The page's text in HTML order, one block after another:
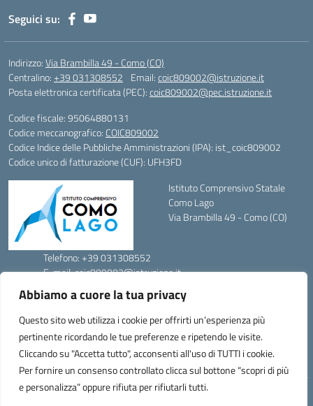
Abbiamo a cuore la tua privacy
Questo sito web utilizza i cookie per offrirti un’esperienza più
pertinente ricordando le tue preferenze e ripetendo le visite.
Cliccando su "Accetta tutto", acconsenti all'uso di TUTTI i cookie.
Per fornire un consenso controllato clicca sul bottone “scopri di più
e personalizza” oppure rifiuta per rifiutarli tutti.
Seguici su:
Indirizzo:Via Brambilla 49 - Como (CO)
Centralino:+39 031308552 Email:coic809002@istruzione.it
Posta elettronica certificata (PEC):coic809002@pec.istruzione.it
Codice fiscale: 95064880131
Codice meccanografico: COIC809002
Codice Indice delle Pubbliche Amministrazioni (IPA): ist_coic809002
Codice unico di fatturazione (CUF): UFH3FD
Istituto Comprensivo Statale
Como Lago
Via Brambilla 49 - Como (CO)
Telefono: +39 031308552
E-mail: coic809002@istruzione.it
PEC: coic809002@pec.istruzione.it
Codice Meccanografico: COIC809002
Codice Fiscale: 95064880131
FAX: 031301279